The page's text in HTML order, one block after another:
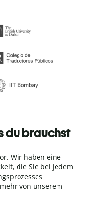
du brauchst
Wir haben eine
die Sie bei jedem
von unserem